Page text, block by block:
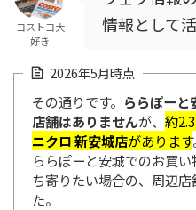
コストコ大
好き
情報として
2026年5月時点
その通りです。 ららぽーと
店舗はありませんが、 約
ニクロ 新安城店があります
ららぽーと安城でのお買
ち寄りたい場合の、周辺
た。